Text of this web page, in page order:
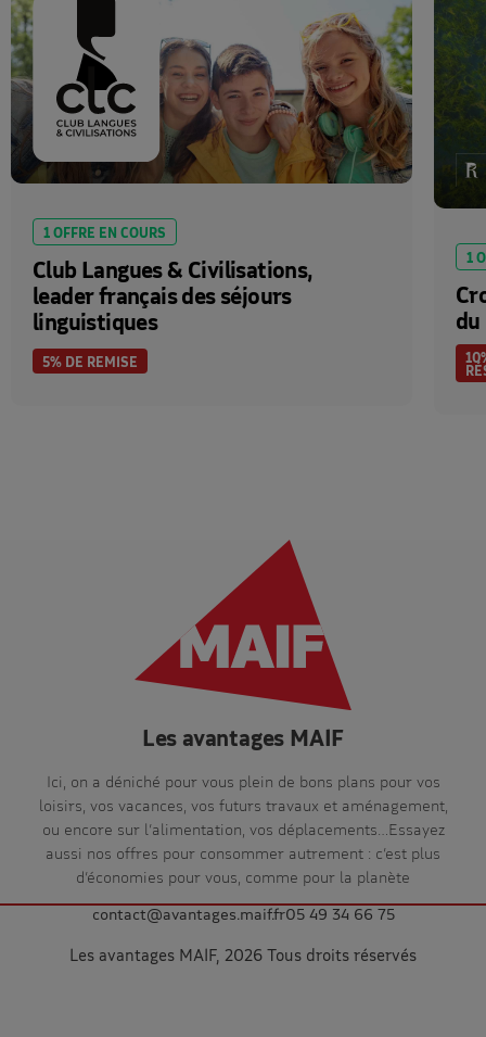
1 OFFRE EN COURS
Club Langues & Civilisations,
leader français des séjours
linguistiques
5% DE REMISE
1
du
Les avantages MAIF
Ici, on a déniché pour vous plein de bons plans pour vos
loisirs, vos vacances, vos futurs travaux et aménagement,
ou encore sur l’alimentation, vos déplacements…Essayez
aussi nos offres pour consommer autrement : c’est plus
d’économies pour vous, comme pour la planète
contact@avantages.maif.fr05 49 34 66 75
Les avantages MAIF, 2026 Tous droits réservés